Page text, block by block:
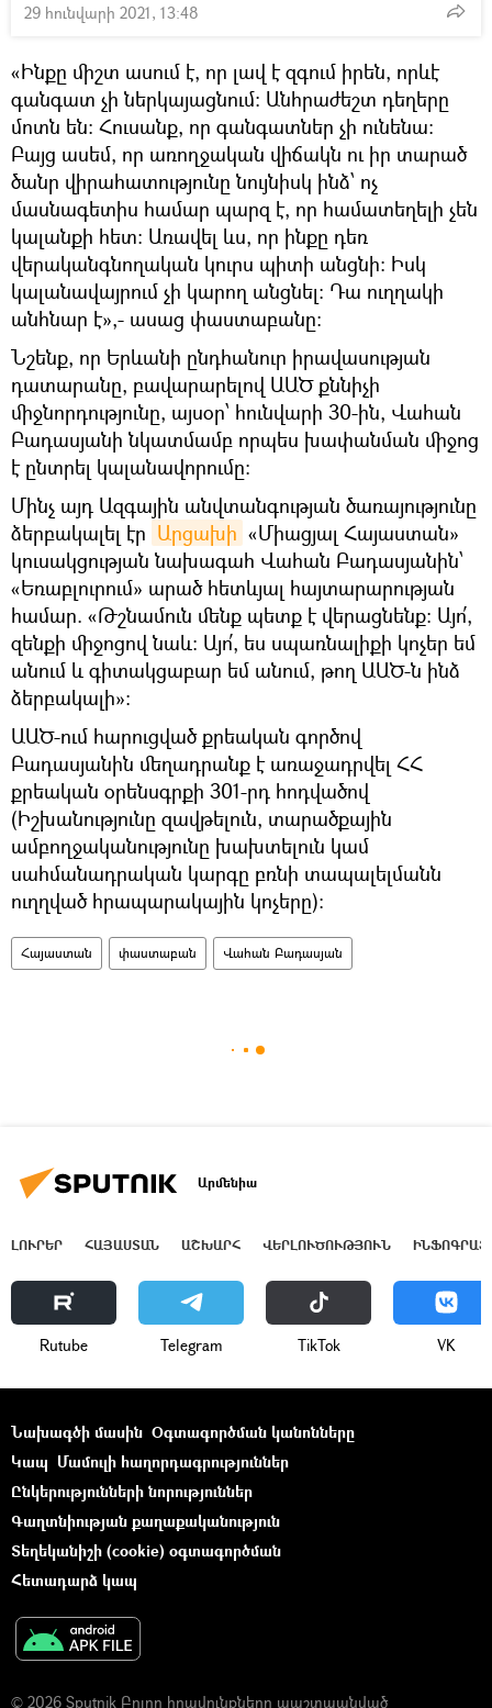
29 հունվարի 2021, 13:48
«Ինքը միշտ ասում է, որ լավ է զգում իրեն, որևէ
գանգատ չի ներկայացնում: Անհրաժեշտ դեղերը
մոտն են: Հուսանք, որ գանգատներ չի ունենա:
Բայց ասեմ, որ առողջական վիճակն ու իր տարած
ծանր վիրահատությունը նույնիսկ ինձ՝ ոչ
մասնագետիս համար պարզ է, որ համատեղելի չեն
կալանքի հետ: Առավել ևս, որ ինքը դեռ
վերականգնողական կուրս պիտի անցնի: Իսկ
կալանավայրում չի կարող անցնել: Դա ուղղակի
անհնար է»,- ասաց փաստաբանը:
Նշենք, որ Երևանի ընդհանուր իրավասության
դատարանը, բավարարելով ԱԱԾ քննիչի
միջնորդությունը, այսօր՝ հունվարի 30-ին, Վահան
Բադասյանի նկատմամբ որպես խափանման միջոց
է ընտրել կալանավորումը:
Մինչ այդ Ազգային անվտանգության ծառայությունը
ձերբակալել էր Արցախի «Միացյալ Հայաստան»
կուսակցության նախագահ Վահան Բադասյանին՝
«Եռաբլուրում» արած հետևյալ հայտարարության
համար. «Թշնամուն մենք պետք է վերացնենք: Այո՛,
զենքի միջոցով նաև: Այո՛, ես սպառնալիքի կոչեր եմ
անում և գիտակցաբար եմ անում, թող ԱԱԾ-ն ինձ
ձերբակալի»։
ԱԱԾ-ում հարուցված քրեական գործով
Բադասյանին մեղադրանք է առաջադրվել ՀՀ
քրեական օրենսգրքի 301-րդ հոդվածով
(Իշխանությունը զավթելուն, տարածքային
ամբողջականությունը խախտելուն կամ
սահմանադրական կարգը բռնի տապալելմանն
ուղղված հրապարակային կոչերը):
Հայաստան փաստաբան Վահան Բադասյան
Արմենիա
ԼՈՒՐԵՐ ՀԱՅԱՍՏԱՆ ԱՇԽԱՐՀ ՎԵՐԼՈՒԾՈՒԹՅՈՒՆ
Rutube Telegram ТikТоk VK
Նախագծի մասին Օգտագործման կանոնները
Կապ Մամուլի հաղորդագրություններ
Ընկերությունների նորություններ
Գաղտնիության քաղաքականություն
Տեղեկանիշի (cookie) օգտագործման
Հետադարձ կապ
© 2026 Sputnik Բոլոր իրավունքները պաշտպանված